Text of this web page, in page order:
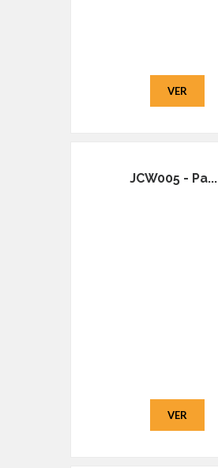
VER
JCW005 - Pa...
VER